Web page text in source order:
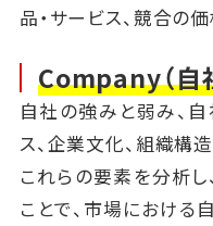
品・サービス、競合の
Company（自
自社の強みと弱み、
ス、企業文化、組織構
これらの要素を分析
ことで、市場における